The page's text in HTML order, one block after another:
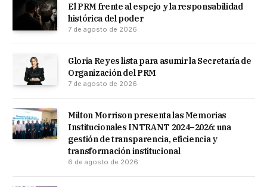
El PRM frente al espejo y la responsabilidad
histórica del poder
7 de agosto de 2026
Gloria Reyes lista para asumir la Secretaría de
Organización del PRM
7 de agosto de 2026
Milton Morrison presenta las Memorias
Institucionales INTRANT 2024–2026: una
gestión de transparencia, eficiencia y
transformación institucional
6 de agosto de 2026